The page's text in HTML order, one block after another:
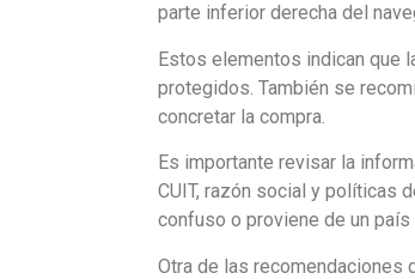
parte inferior derecha del
Estos elementos indican que
protegidos. También se
concretar la compra.
Es importante revisar la
CUIT, razón social y políticas
confuso o proviene de un
Otra de las recomendaciones